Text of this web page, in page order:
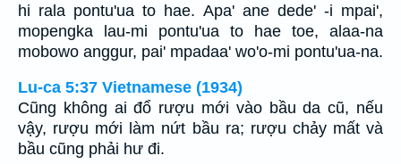
hi rala pontu'ua to hae. Apa' ane dede' -i mpai',
mopengka lau-mi pontu'ua to hae toe, alaa-na
mobowo anggur, pai' mpadaa' wo'o-mi pontu'ua-na.
Lu-ca 5:37 Vietnamese (1934)
Cũng không ai đổ rượu mới vào bầu da cũ, nếu
vậy, rượu mới làm nứt bầu ra; rượu chảy mất và
bầu cũng phải hư đi.